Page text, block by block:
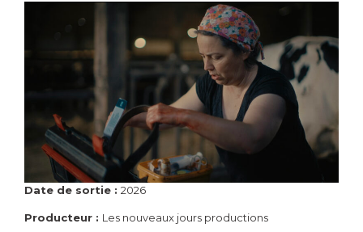
Date de sortie : 2026
Producteur : Les nouveaux jours productions